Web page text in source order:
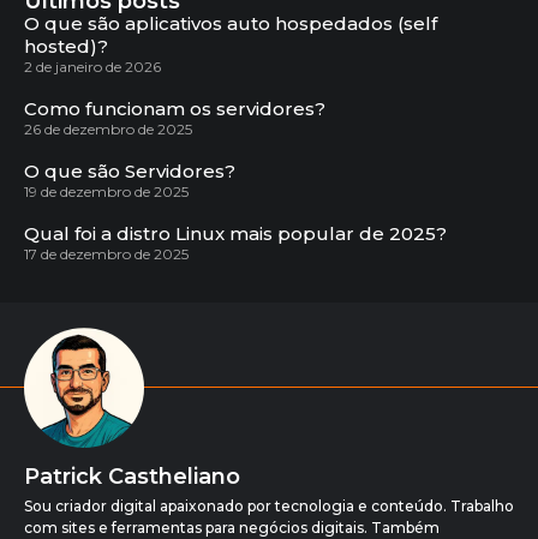
O que são aplicativos auto hospedados (self
hosted)?
2 de janeiro de 2026
Como funcionam os servidores?
26 de dezembro de 2025
O que são Servidores?
19 de dezembro de 2025
Qual foi a distro Linux mais popular de 2025?
17 de dezembro de 2025
Patrick Castheliano
Sou criador digital apaixonado por tecnologia e conteúdo. Trabalho
com sites e ferramentas para negócios digitais. Também